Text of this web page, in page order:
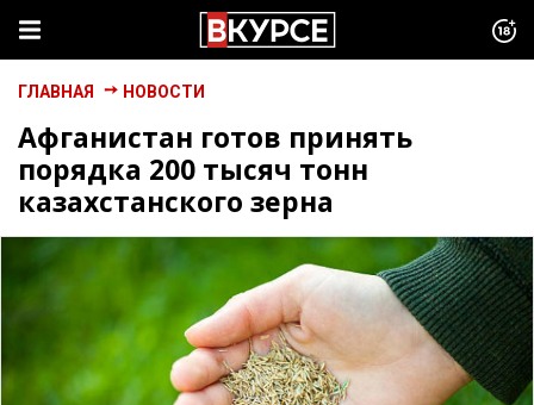
ГЛАВНАЯ НОВОСТИ
Афганистан готов принять
порядка 200 тысяч тонн
казахстанского зерна